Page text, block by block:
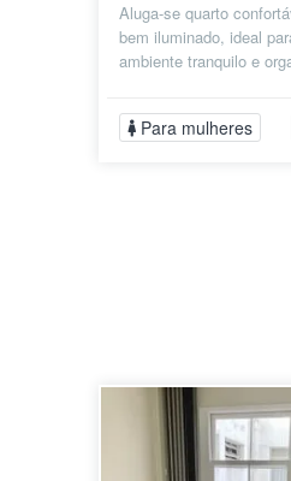
Aluga-se quarto
bem iluminado, ideal
ambiente tranquilo e
Para mulheres